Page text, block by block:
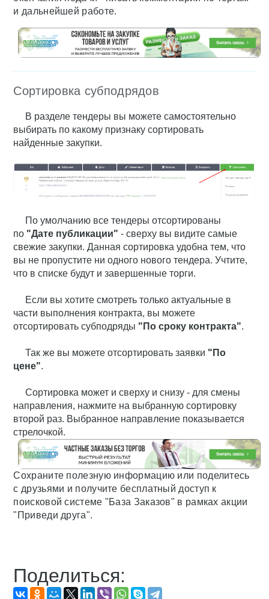
и дальнейшей работе.
Сортировка субподрядов
В разделе тендеры вы можете самостоятельно
выбирать по какому признаку сортировать
найденные закупки.
По умолчанию все тендеры отсортированы
по "Дате публикации" - сверху вы видите самые
свежие закупки. Данная сортировка удобна тем, что
вы не пропустите ни одного нового тендера. Учтите,
что в списке будут и завершенные торги.
Если вы хотите смотреть только актуальные в
части выполнения контракта, вы можете
отсортировать субподряды "По сроку контракта".
Так же вы можете отсортировать заявки "По
цене".
Сортировка может и сверху и снизу - для смены
направления, нажмите на выбранную сортировку
второй раз. Выбранное направление показывается
стрелочкой.
Сохраните полезную информацию или поделитесь
с друзьями и получите бесплатный доступ к
поисковой системе "База Заказов" в рамках акции
"Приведи друга".
Поделиться: